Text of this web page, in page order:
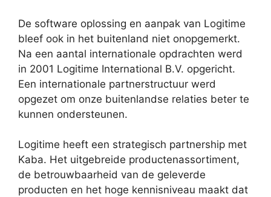
De software oplossing en aanpak van Logitime
bleef ook in het buitenland niet onopgemerkt.
Na een aantal internationale opdrachten werd
in 2001 Logitime International B.V. opgericht.
Een internationale partnerstructuur werd
opgezet om onze buitenlandse relaties beter te
kunnen ondersteunen.
Logitime heeft een strategisch partnership met
Kaba. Het uitgebreide productenassortiment,
de betrouwbaarheid van de geleverde
producten en het hoge kennisniveau maakt dat